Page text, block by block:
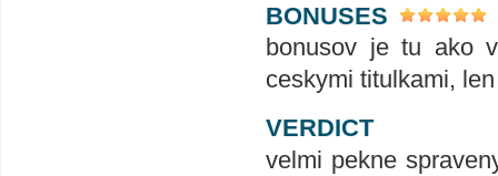
BONUSES
bonusov je tu ako
ceskymi titulkami,
VERDICT
velmi pekne